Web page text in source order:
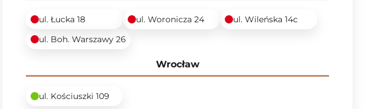
ul. Łucka 18 ul. Woronicza 24
ul. Wileńska 14c
ul. Boh. Warszawy 26
Wrocław
ul. Kościuszki 109